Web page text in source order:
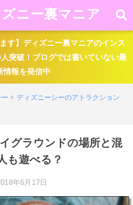
ニー裏マニア
す】ディズニー裏マニアのインス
突破！ブログでは書いていない最
情報を発信中
ディズニーシーのアトラクション
グラウンドの場所と混
も遊べる？
年6月17日